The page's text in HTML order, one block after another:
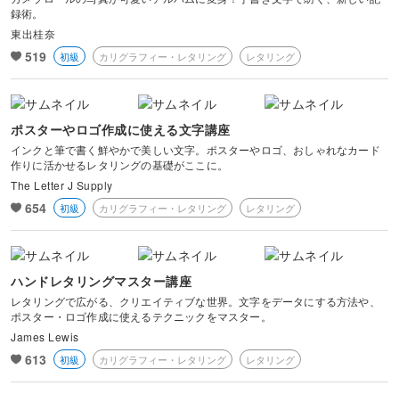
録術。
東出桂奈
519 初級 カリグラフィー・レタリング レタリング
ポスターやロゴ作成に使える文字講座
インクと筆で書く鮮やかで美しい文字。ポスターやロゴ、おしゃれなカード
作りに活かせるレタリングの基礎がここに。
The Letter J Supply
654 初級 カリグラフィー・レタリング レタリング
ハンドレタリングマスター講座
レタリングで広がる、クリエイティブな世界。文字をデータにする方法や、
ポスター・ロゴ作成に使えるテクニックをマスター。
James Lewis
613 初級 カリグラフィー・レタリング レタリング